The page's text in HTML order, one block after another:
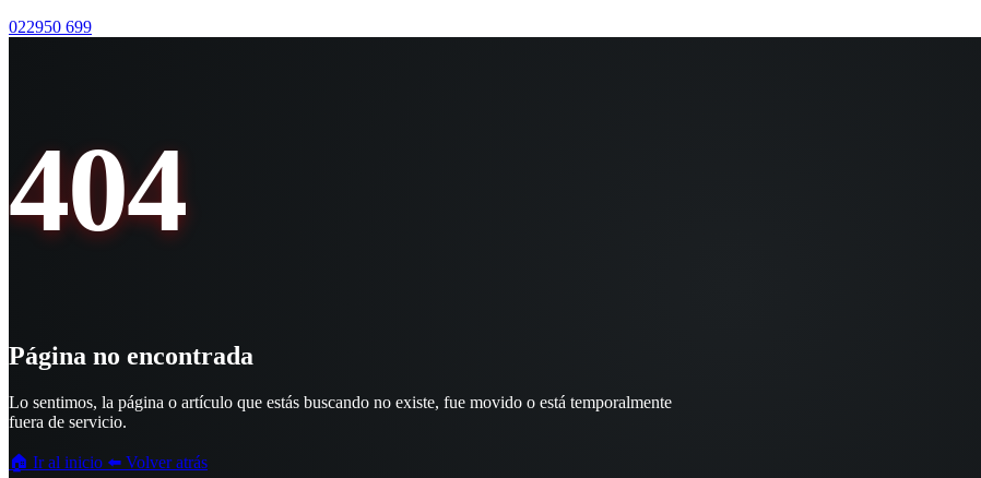
022950 699
404
Página no encontrada
Lo sentimos, la página o artículo que estás buscando no existe, fue movido o está temporalmente
fuera de servicio.
🏠 Ir al inicio ⬅️ Volver atrás